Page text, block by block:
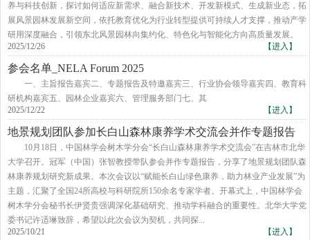
养与科技创新，探讨如何适应新需求、融合新技术、开发新模式、生成新业态，拓
展风景园林发展新空间，依托教育优化为行业转型提供可持续人才支撑，推动产学
研用深度融合，引领东北风景园林向集约化、特色化与智能化方向高质量发展。
【进入】
2025/12/26
参会名单_NELA Forum 2025
​一、主旨报告嘉宾二、专题报告及特邀嘉宾三、行业协会领导嘉宾四、教育科
研机构嘉宾五、园林企业嘉宾六、管理服务部门七、其
【进入】
2025/12/22
地景规划团队参加长白山森林康养学术交流会并作专题报告
10月18日，中国林学会树木学分会“长白山森林康养学术交流会”在吉林市北华
大学召开。冠军（中国）张智教授带队参会并作专题报告，分享了地景规划团队森
林康养规划研究新成果。本次会议以“赋能长白山绿色康养，助力林业产业发展”为
主题，汇聚了全国24所高校与科研院所150余名专家学者。开幕式上，中国林学会
树木学分会秘书长伊贤贵强调深化基础研究、推动学科融合的重要性。北华大学党
委书记许适琳致辞，希望以此次会议为契机，共同探...
【进入】
2025/10/21